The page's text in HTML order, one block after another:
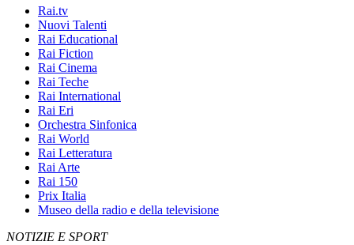
Rai.tv
Nuovi Talenti
Rai Educational
Rai Fiction
Rai Cinema
Rai Teche
Rai International
Rai Eri
Orchestra Sinfonica
Rai World
Rai Letteratura
Rai Arte
Rai 150
Prix Italia
Museo della radio e della televisione
NOTIZIE E SPORT